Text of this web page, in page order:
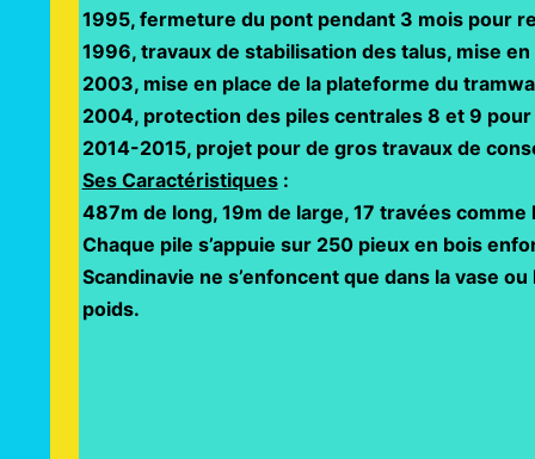
1995, fermeture du pont pendant 3 mois pour
1996, travaux de stabilisation des talus, mise en
2003, mise en place de la plateforme du
2004, protection des piles centrales 8 et 9 pour
2014-2015, projet pour de gros travaux de
Ses Caractéristiques:
487m de long, 19m de large, 17 travées
Chaque pile s’appuie sur 250 pieux en bois
Scandinavie ne s’enfoncent que dans la vase
poids.